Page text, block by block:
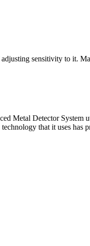
sensitivity to it.
Metal Detector
that it uses has